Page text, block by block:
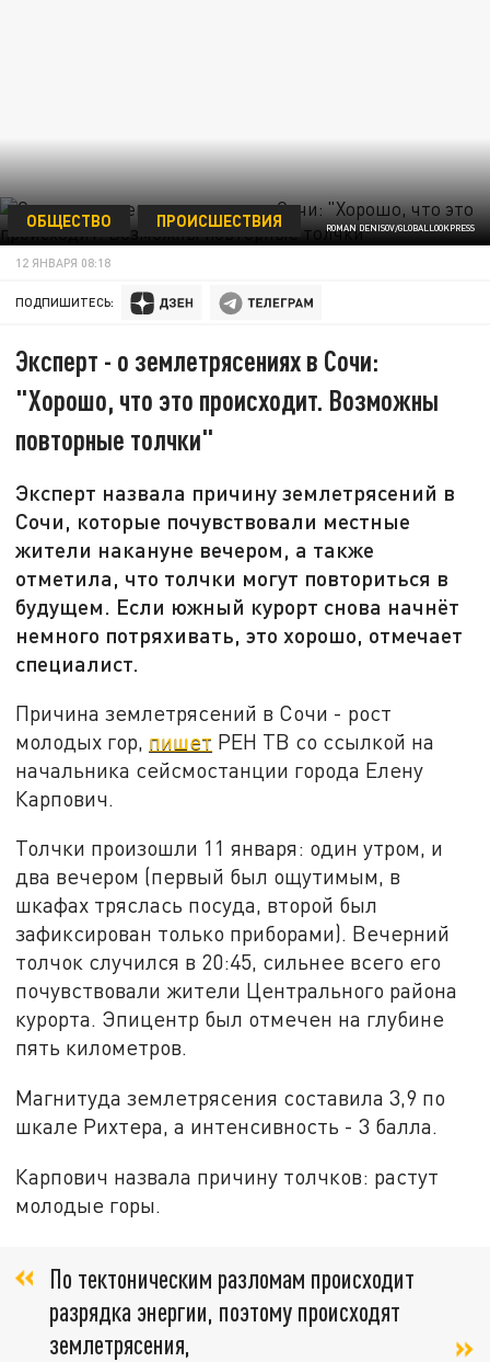
ROMAN DENISOV/GLOBALLOOKPRESS
ОБЩЕСТВО ПРОИСШЕСТВИЯ
12 ЯНВАРЯ 08:18
ПОДПИШИТЕСЬ:
Эксперт - о землетрясениях в Сочи:
"Хорошо, что это происходит. Возможны
повторные толчки"
Эксперт назвала причину землетрясений в
Сочи, которые почувствовали местные
жители накануне вечером, а также
отметила, что толчки могут повториться в
будущем. Если южный курорт снова начнёт
немного потряхивать, это хорошо, отмечает
специалист.
Причина землетрясений в Сочи - рост
молодых гор, пишет РЕН ТВ со ссылкой на
начальника сейсмостанции города Елену
Карпович.
Толчки произошли 11 января: один утром, и
два вечером (первый был ощутимым, в
шкафах тряслась посуда, второй был
зафиксирован только приборами). Вечерний
толчок случился в 20:45, сильнее всего его
почувствовали жители Центрального района
курорта. Эпицентр был отмечен на глубине
пять километров.
Магнитуда землетрясения составила 3,9 по
шкале Рихтера, а интенсивность - 3 балла.
Карпович назвала причину толчков: растут
молодые горы.
По тектоническим разломам происходит
разрядка энергии, поэтому происходят
землетрясения,